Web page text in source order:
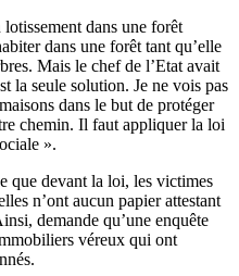
dans une forêt
dans une forêt tant qu’elle
Mais le chef de l’Etat avait
la seule solution. Je ne vois pas
dans le but de protéger
chemin. Il faut appliquer la loi
».
que devant la loi, les victimes
n’ont aucun papier attestant
demande qu’une enquête
véreux qui ont